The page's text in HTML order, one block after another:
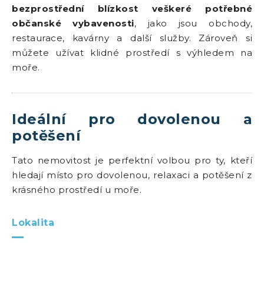
bezprostřední blízkost veškeré potřebné
občanské vybavenosti, jako jsou obchody,
restaurace, kavárny a další služby. Zároveň si
můžete užívat klidné prostředí s výhledem na
moře.
Ideální pro dovolenou a
potěšení
Tato nemovitost je perfektní volbou pro ty, kteří
hledají místo pro dovolenou, relaxaci a potěšení z
krásného prostředí u moře.
Lokalita